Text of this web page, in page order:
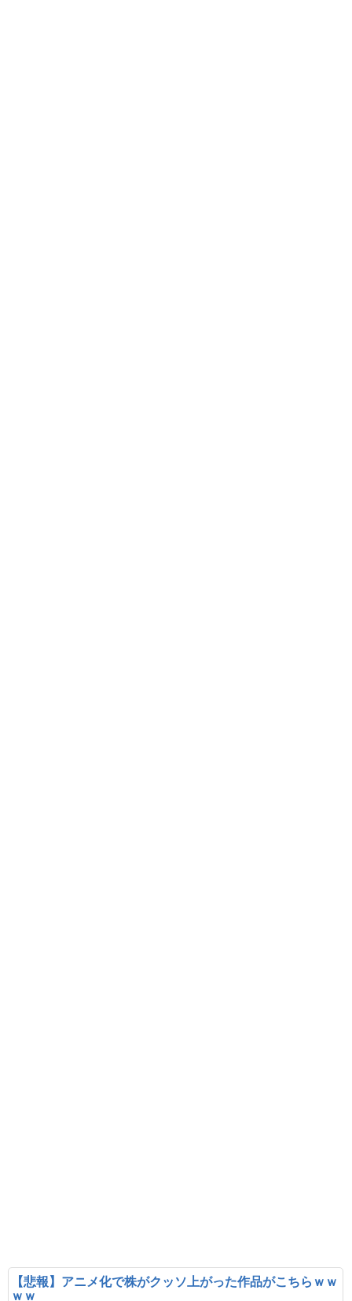
【悲報】アニメ化で株がクッソ上がった作品がこちらｗｗ
ｗｗ